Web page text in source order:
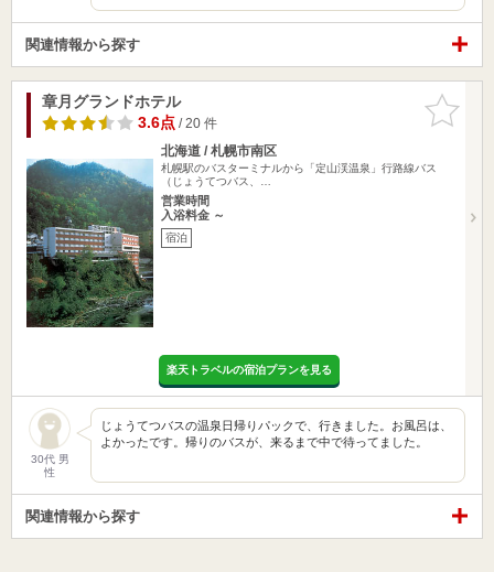
関連情報から探す
お気に入
りに追加
章月グランドホテル
3.6点/ 20 件
北海道 / 札幌市南区
札幌駅のバスターミナルから「定山渓温泉」行路線バス
（じょうてつバス、…
営業時間
入浴料金 ～
宿泊
楽天トラベルの宿泊プランを見る
30代 男
性
じょうてつバスの温泉日帰りパックで、行きました。お風呂は、
よかったです。帰りのバスが、来るまで中で待ってました。
関連情報から探す